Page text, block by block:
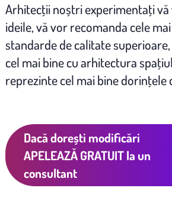
Arhitecţii noștri experimentaţi
ideile, vă vor recomanda cele
standarde de calitate
cel mai bine cu arhitectura
reprezinte cel mai bine dorinţele
Dacă dorești modificări
APELEAZĂ GRATUITla un
consultant